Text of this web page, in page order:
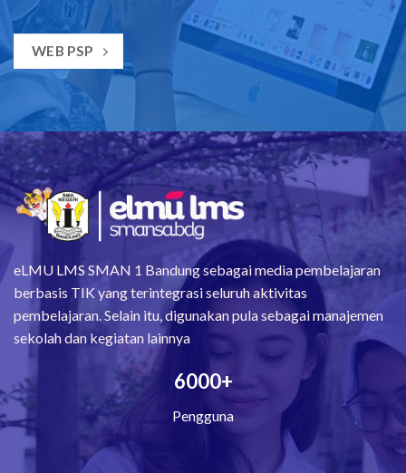
WEB PSP
eLMU LMS SMAN 1 Bandung sebagai media pembelajaran
berbasis TIK yang terintegrasi seluruh aktivitas
pembelajaran. Selain itu, digunakan pula sebagai manajemen
sekolah dan kegiatan lainnya
6000+
Pengguna